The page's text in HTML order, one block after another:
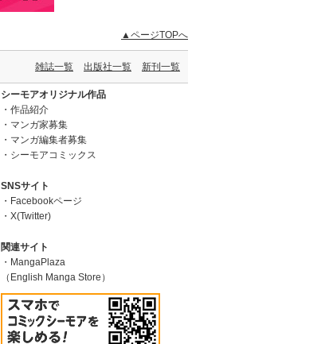
▲ページTOPへ
雑誌一覧 出版社一覧 新刊一覧
シーモアオリジナル作品
作品紹介
マンガ家募集
マンガ編集者募集
シーモアコミックス
SNSサイト
Facebookページ
X(Twitter)
関連サイト
MangaPlaza
（English Manga Store）